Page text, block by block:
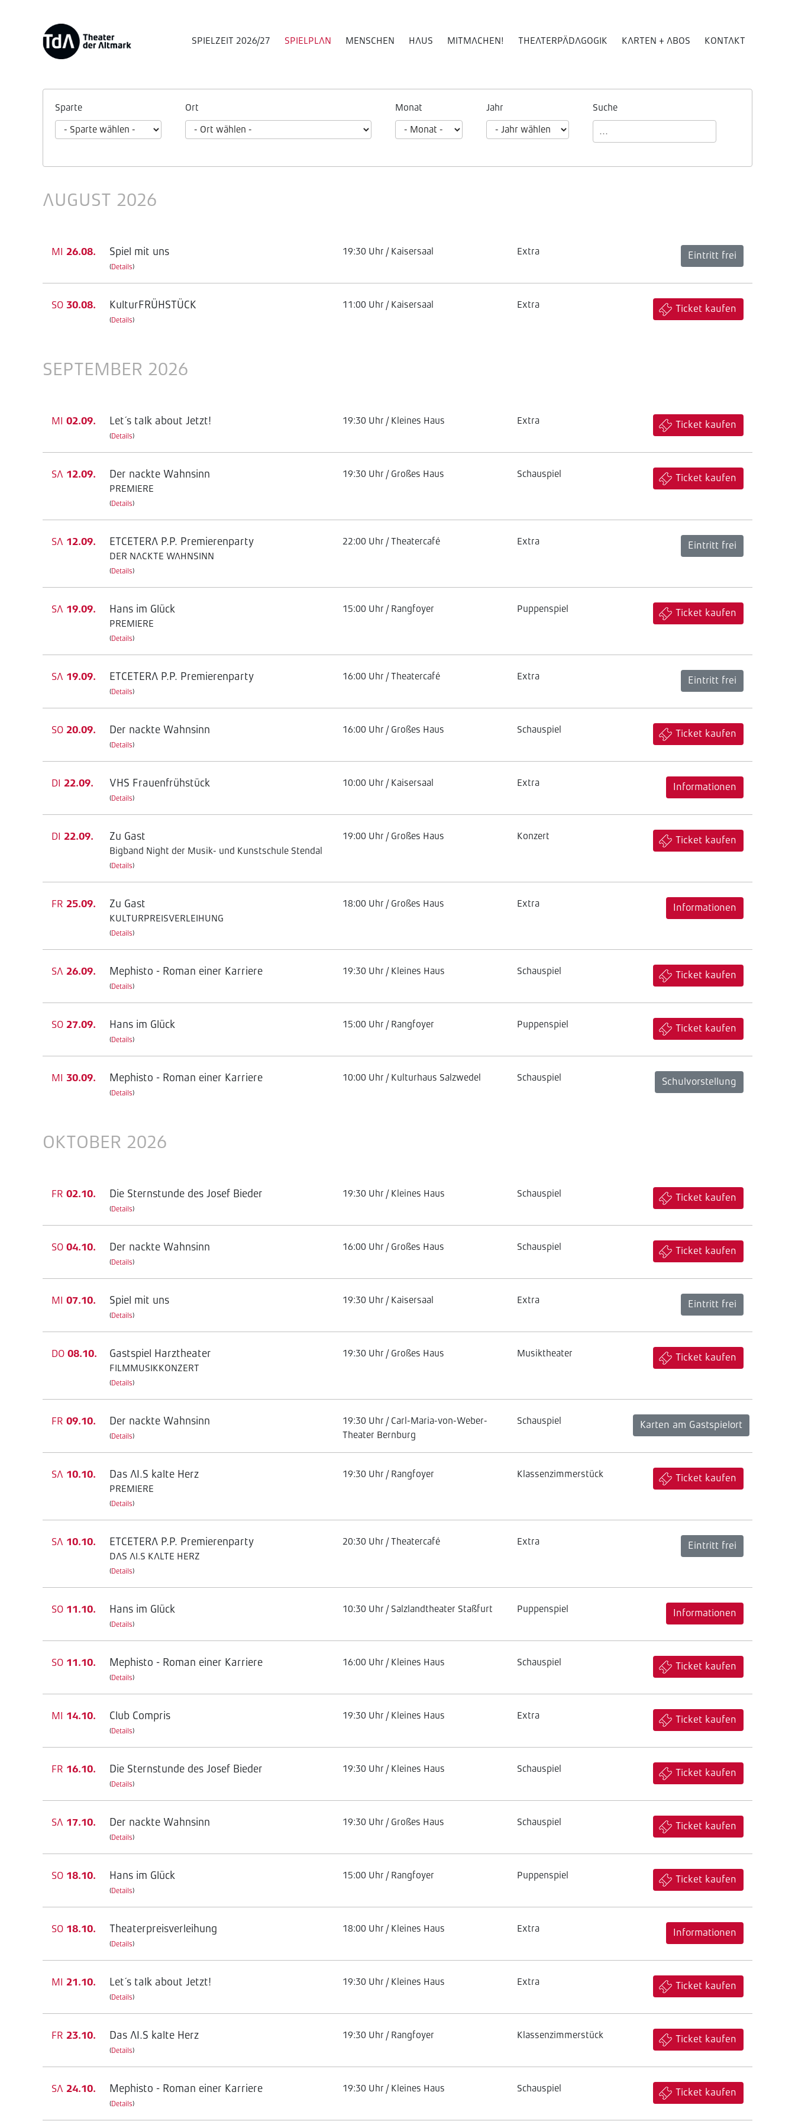
SPIELZEIT 2026/27 SPIELPLAN MENSCHEN HAUS MITMACHEN! THEATERPÄDAGOGIK KARTEN + ABOS KONTAKT
Sparte Ort Monat Jahr Suche
AUGUST 2026
MI 26.08. Spiel mit uns
(Details)
19:30 Uhr / Kaisersaal Extra Eintritt frei
SO 30.08. KulturFRÜHSTÜCK
(Details)
11:00 Uhr / Kaisersaal Extra Ticket kaufen
SEPTEMBER 2026
MI 02.09. Let´s talk about Jetzt!
(Details)
19:30 Uhr / Kleines Haus Extra Ticket kaufen
SA 12.09. Der nackte Wahnsinn
PREMIERE
(Details)
19:30 Uhr / Großes Haus Schauspiel Ticket kaufen
SA 12.09. ETCETERA P.P. Premierenparty
DER NACKTE WAHNSINN
(Details)
22:00 Uhr / Theatercafé Extra Eintritt frei
SA 19.09. Hans im Glück
PREMIERE
(Details)
15:00 Uhr / Rangfoyer Puppenspiel Ticket kaufen
SA 19.09. ETCETERA P.P. Premierenparty
(Details)
16:00 Uhr / Theatercafé Extra Eintritt frei
SO 20.09. Der nackte Wahnsinn
(Details)
16:00 Uhr / Großes Haus Schauspiel Ticket kaufen
DI 22.09. VHS Frauenfrühstück
(Details)
10:00 Uhr / Kaisersaal Extra Informationen
DI 22.09. Zu Gast
Bigband Night der Musik- und Kunstschule Stendal
(Details)
19:00 Uhr / Großes Haus Konzert Ticket kaufen
FR 25.09. Zu Gast
KULTURPREISVERLEIHUNG
(Details)
18:00 Uhr / Großes Haus Extra Informationen
SA 26.09. Mephisto - Roman einer Karriere
(Details)
19:30 Uhr / Kleines Haus Schauspiel Ticket kaufen
SO 27.09. Hans im Glück
(Details)
15:00 Uhr / Rangfoyer Puppenspiel Ticket kaufen
MI 30.09. Mephisto - Roman einer Karriere
(Details)
10:00 Uhr / Kulturhaus Salzwedel Schauspiel Schulvorstellung
OKTOBER 2026
FR 02.10. Die Sternstunde des Josef Bieder
(Details)
19:30 Uhr / Kleines Haus Schauspiel Ticket kaufen
SO 04.10. Der nackte Wahnsinn
(Details)
16:00 Uhr / Großes Haus Schauspiel Ticket kaufen
MI 07.10. Spiel mit uns
(Details)
19:30 Uhr / Kaisersaal Extra Eintritt frei
DO 08.10. Gastspiel Harztheater
FILMMUSIKKONZERT
(Details)
19:30 Uhr / Großes Haus Musiktheater Ticket kaufen
FR 09.10. Der nackte Wahnsinn
(Details)
19:30 Uhr / Carl-Maria-von-Weber-
Theater Bernburg
Schauspiel Karten am Gastspielort
SA 10.10. Das AI.S kalte Herz
PREMIERE
(Details)
19:30 Uhr / Rangfoyer Klassenzimmerstück Ticket kaufen
SA 10.10. ETCETERA P.P. Premierenparty
DAS AI.S KALTE HERZ
(Details)
20:30 Uhr / Theatercafé Extra Eintritt frei
SO 11.10. Hans im Glück
(Details)
10:30 Uhr / Salzlandtheater Staßfurt Puppenspiel Informationen
SO 11.10. Mephisto - Roman einer Karriere
(Details)
16:00 Uhr / Kleines Haus Schauspiel Ticket kaufen
MI 14.10. Club Compris
(Details)
19:30 Uhr / Kleines Haus Extra Ticket kaufen
FR 16.10. Die Sternstunde des Josef Bieder
(Details)
19:30 Uhr / Kleines Haus Schauspiel Ticket kaufen
SA 17.10. Der nackte Wahnsinn
(Details)
19:30 Uhr / Großes Haus Schauspiel Ticket kaufen
SO 18.10. Hans im Glück
(Details)
15:00 Uhr / Rangfoyer Puppenspiel Ticket kaufen
SO 18.10. Theaterpreisverleihung
(Details)
18:00 Uhr / Kleines Haus Extra Informationen
MI 21.10. Let´s talk about Jetzt!
(Details)
19:30 Uhr / Kleines Haus Extra Ticket kaufen
FR 23.10. Das AI.S kalte Herz
(Details)
19:30 Uhr / Rangfoyer Klassenzimmerstück Ticket kaufen
SA 24.10. Mephisto - Roman einer Karriere
(Details)
19:30 Uhr / Kleines Haus Schauspiel Ticket kaufen